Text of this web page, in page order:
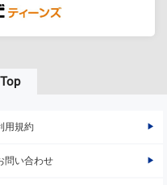
用規約
問い合わせ